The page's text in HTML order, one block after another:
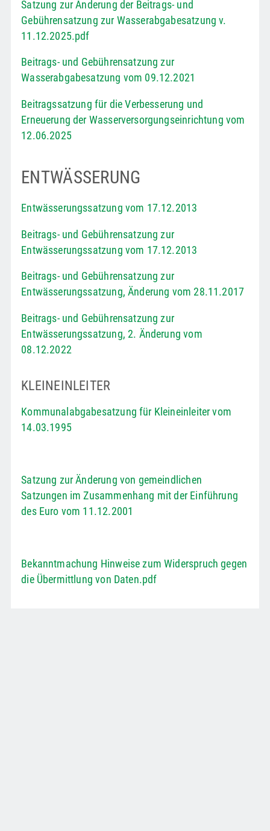
Satzung zur Änderung der Beitrags- und
Gebührensatzung zur Wasserabgabesatzung v.
11.12.2025.pdf
Beitrags- und Gebührensatzung zur
Wasserabgabesatzung vom 09.12.2021
Beitragssatzung für die Verbesserung und
Erneuerung der Wasserversorgungseinrichtung vom
12.06.2025
ENTWÄSSERUNG
Entwässerungssatzung vom 17.12.2013
Beitrags- und Gebührensatzung zur
Entwässerungssatzung vom 17.12.2013
Beitrags- und Gebührensatzung zur
Entwässerungssatzung, Änderung vom 28.11.2017
Beitrags- und Gebührensatzung zur
Entwässerungssatzung, 2. Änderung vom
08.12.2022
KLEINEINLEITER
Kommunalabgabesatzung für Kleineinleiter vom
14.03.1995
Satzung zur Änderung von gemeindlichen
Satzungen im Zusammenhang mit der Einführung
des Euro vom 11.12.2001
Bekanntmachung Hinweise zum Widerspruch gegen
die Übermittlung von Daten.pdf